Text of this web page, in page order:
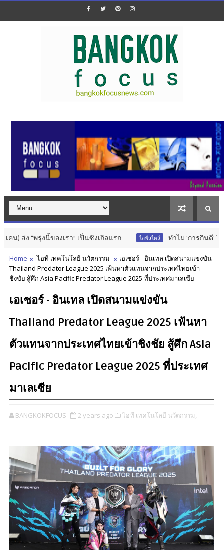
“พรุ่งนี้ของเรา” เป็นซิงเกิลแรก ไลฟ์สไตล์ ทำไม 'การกินดี' จึงไม่มีค
Home ไอที เทคโนโลยี นวัตกรรม
เอเซอร์ - อินเทล เปิดสนามแข่งขัน
Thailand Predator League 2025 เฟ้นหาตัวแทนจากประเทศไทยเข้า
ชิงชัย สู้ศึก Asia Pacific Predator League 2025 ที่ประเทศมาเลเซีย
เอเซอร์ - อินเทล เปิดสนามแข่งขัน
Thailand Predator League 2025 เฟ้นหา
ตัวแทนจากประเทศไทยเข้าชิงชัย สู้ศึก Asia
Pacific Predator League 2025 ที่ประเทศ
มาเลเซีย
BANGKOKFOCUS 2 years ago ไอที เทคโนโลยี นวัตกรรม,